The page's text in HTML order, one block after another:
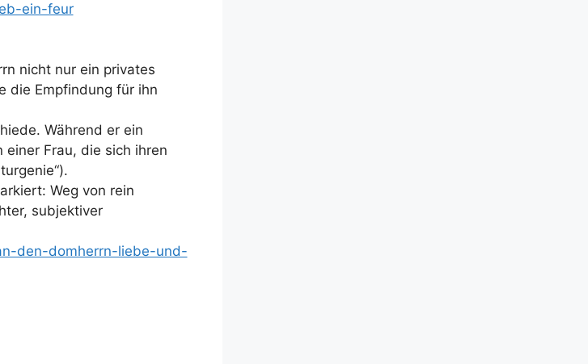
ein-feur
nicht nur ein privates
die Empfindung für ihn
Während er ein
Frau, die sich ihren
Weg von rein
subjektiver
den-domherrn-liebe-und-